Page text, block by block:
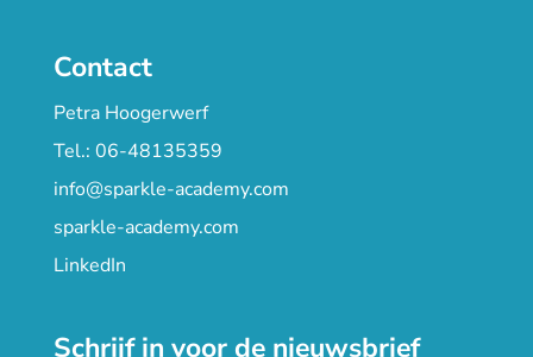
Contact
Petra Hoogerwerf
Tel.: 06-48135359
info@sparkle-academy.com
sparkle-academy.com
LinkedIn
Schrijf in voor de nieuwsbrief